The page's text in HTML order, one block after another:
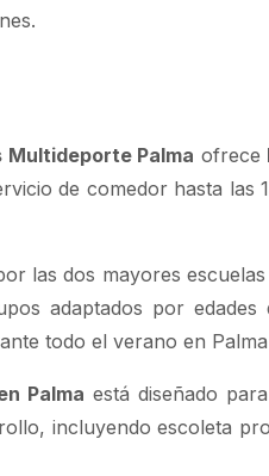
Multideporte Palma ofrece
de comedor hasta las
las dos mayores
adaptados por
todo el verano en
Palma está diseñado
incluyendo escoleta